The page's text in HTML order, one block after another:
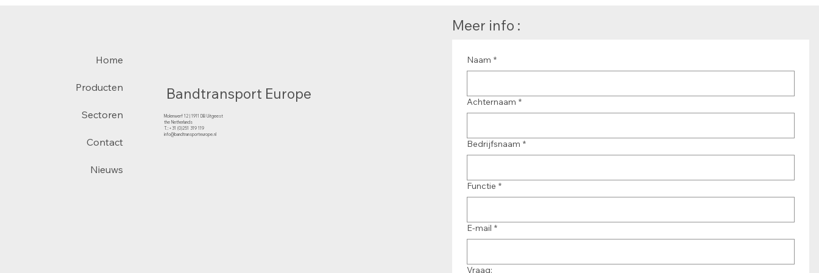
Bandtransport Europe
Molenwerf 12 | 1911 DB Uitgeest
the Netherlands
T.:+31 (0)251 319 119
info@bandtransporteurope.nl
Home
Producten
Sectoren
Contact
Nieuws
Meer info :
Naam *
Achternaam *
Bedrijfsnaam *
Functie *
E-mail *
Vraag: